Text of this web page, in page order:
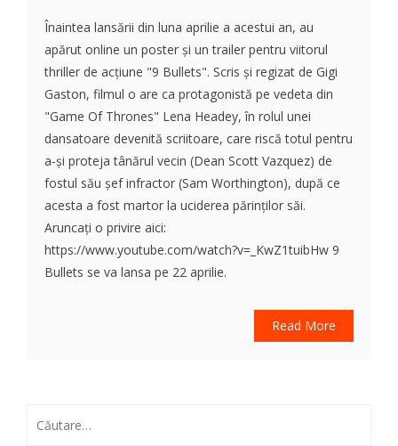
Înaintea lansării din luna aprilie a acestui an, au
apărut online un poster și un trailer pentru viitorul
thriller de acțiune "9 Bullets". Scris și regizat de Gigi
Gaston, filmul o are ca protagonistă pe vedeta din
"Game Of Thrones" Lena Headey, în rolul unei
dansatoare devenită scriitoare, care riscă totul pentru
a-și proteja tânărul vecin (Dean Scott Vazquez) de
fostul său șef infractor (Sam Worthington), după ce
acesta a fost martor la uciderea părinților săi.
Aruncați o privire aici:
https://www.youtube.com/watch?v=_KwZ1tuibHw 9
Bullets se va lansa pe 22 aprilie.
Read More